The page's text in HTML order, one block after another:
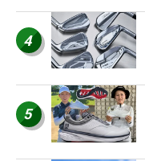
4
5